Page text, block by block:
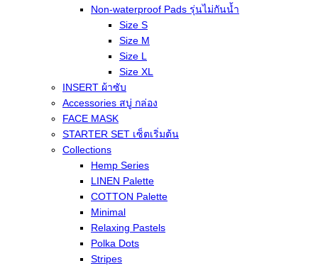
Non-waterproof Pads รุ่นไม่กันน้ำ
Size S
Size M
Size L
Size XL
INSERT ผ้าซับ
Accessories สบู่ กล่อง
FACE MASK
STARTER SET เซ็ตเริ่มต้น
Collections
Hemp Series
LINEN Palette
COTTON Palette
Minimal
Relaxing Pastels
Polka Dots
Stripes